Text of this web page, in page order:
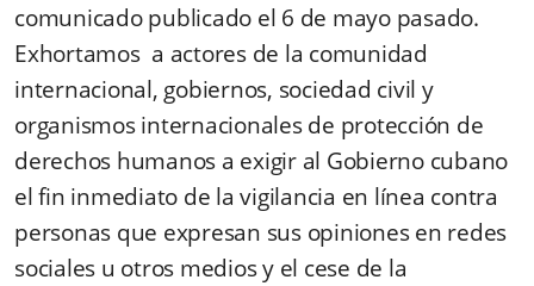
comunicado publicado el 6 de mayo pasado.
Exhortamos a actores de la comunidad
internacional, gobiernos, sociedad civil y
organismos internacionales de protección de
derechos humanos a exigir al Gobierno cubano
el fin inmediato de la vigilancia en línea contra
personas que expresan sus opiniones en redes
sociales u otros medios y el cese de la